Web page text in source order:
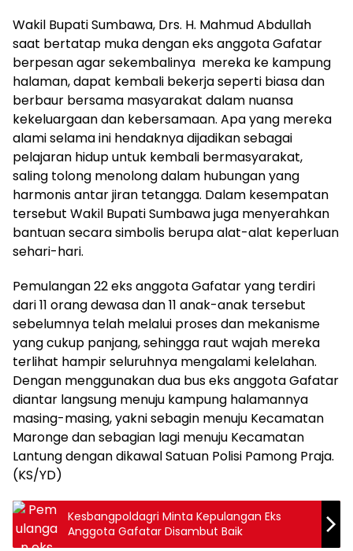
Wakil Bupati Sumbawa, Drs. H. Mahmud Abdullah
saat bertatap muka dengan eks anggota Gafatar
berpesan agar sekembalinya mereka ke kampung
halaman, dapat kembali bekerja seperti biasa dan
berbaur bersama masyarakat dalam nuansa
kekeluargaan dan kebersamaan. Apa yang mereka
alami selama ini hendaknya dijadikan sebagai
pelajaran hidup untuk kembali bermasyarakat,
saling tolong menolong dalam hubungan yang
harmonis antar jiran tetangga. Dalam kesempatan
tersebut Wakil Bupati Sumbawa juga menyerahkan
bantuan secara simbolis berupa alat-alat keperluan
sehari-hari.
Pemulangan 22 eks anggota Gafatar yang terdiri
dari 11 orang dewasa dan 11 anak-anak tersebut
sebelumnya telah melalui proses dan mekanisme
yang cukup panjang, sehingga raut wajah mereka
terlihat hampir seluruhnya mengalami kelelahan.
Dengan menggunakan dua bus eks anggota Gafatar
diantar langsung menuju kampung halamannya
masing-masing, yakni sebagin menuju Kecamatan
Maronge dan sebagian lagi menuju Kecamatan
Lantung dengan dikawal Satuan Polisi Pamong Praja.
(KS/YD)
Kesbangpoldagri Minta Kepulangan Eks
Anggota Gafatar Disambut Baik